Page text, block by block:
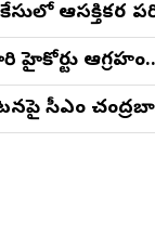
ఆసక్తికర
సీఎం